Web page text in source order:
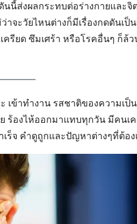
นี้ส่งผลกระทบต่อร่างกายและจิ
จะวัยไหนต่างก็มีเรื่องกดดันเป็
รียด ซึมเศร้า หรือโรคอื่นๆ ก็ล้ว
ะ เข้าทำงาน รสชาติของความเ
ร้องไห้ออกมาแทบทุกวัน มีคนเ
ร็จ คำดูถูกและปัญหาต่างๆที่ต้อง